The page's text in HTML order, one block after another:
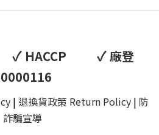
✓HACCP ✓廠登
| 退換貨政策 Return Policy | 防
詐騙宣導